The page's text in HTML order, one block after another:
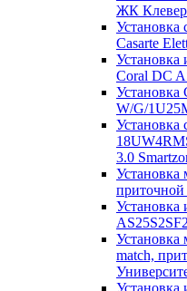
ЖК Клевер
Установка
Casarte
Установка
Coral DC
Установка
W/G/
Установка
3.0
Установка
Установка
Установка
match,
Установка